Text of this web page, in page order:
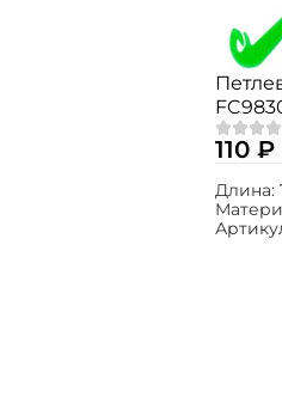
110 ₽
Длина: